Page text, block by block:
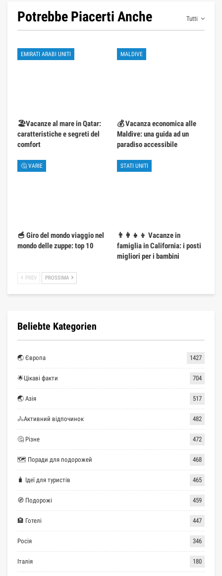
Tutti
Potrebbe Piacerti Anche
EMIRATI ARABI UNITI
🏖️Vacanze al mare in Qatar:
caratteristiche e segreti del
comfort
MALDIVE
💰 Vacanza economica alle
Maldive: una guida ad un
paradiso accessibile
🤔 VARIE
🥣 Giro del mondo viaggio nel
mondo delle zuppe: top 10
STATI UNITI
👨‍👩‍👧‍👦 Vacanze in
famiglia in California: i posti
migliori per i bambini
PREV PROSSIMA
Beliebte Kategorien
🌏 Європа 1427
🌟Цікаві факти 704
🌏 Азія 517
🚴Активний відпочинок 482
🤔 Різне 472
🗺 Поради для подорожей 468
🧳 Ідеї для туристів 465
🧭 Подорожі 459
🏨 Готелі 447
Росія 346
Італія 180